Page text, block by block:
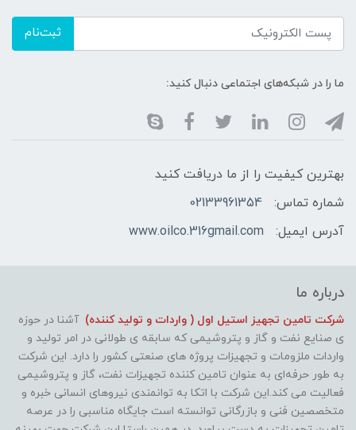
ثبت‌نام
ما را در شبکه‌های اجتماعی دنبال کنید:
بهترین کیفیت را از ما دریافت کنید
شماره تماس:
02133961354
آدرس ایمیل:
www.oilco.316gmail.com
درباره ما
شرکت تامین تجهیز استیل اول ( واردات و تولید کننده) آشنا در حوزه
ی صنایع نفت و گاز و پتروشیمی که سابقه ی طولانی در امر تولید و
واردات ملزومات و تجهیزات پروژه های صنعتی کشور را دارد. این شرکت
به طور حرفه‌ای به عنوان تامین کننده تجهیزات نفت، گاز و پتروشیمی
فعالیت می کند.این شرکت با اتکا به توانمندی نیروهای انسانی خبره و
متخصصین فنی و بازرگانی توانسته است جایگاه مناسبی را در عرصه